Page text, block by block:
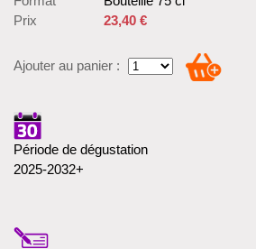
Prix
23,40 €
Ajouter au panier :
Période de dégustation
2025-2032+